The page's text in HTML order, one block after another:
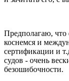
Предполагаю, что
коснемся и
сертификации и
судов - очень
безошибочности.